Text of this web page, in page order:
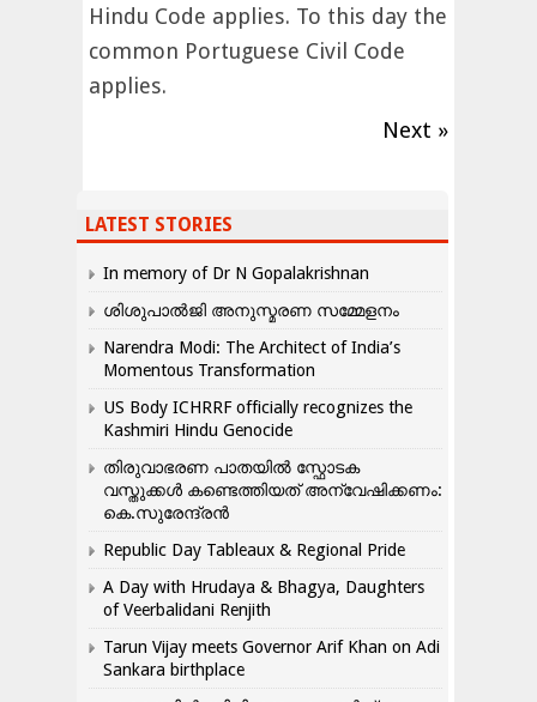
Hindu Code applies. To this day the
common Portuguese Civil Code
applies.
Next »
LATEST STORIES
In memory of Dr N Gopalakrishnan
ശിശുപാൽജി അനുസ്മരണ സമ്മേളനം
Narendra Modi: The Architect of India’s
Momentous Transformation
US Body ICHRRF officially recognizes the
Kashmiri Hindu Genocide
തിരുവാഭരണ പാതയിൽ സ്ഫോടക
വസ്തുക്കൾ കണ്ടെത്തിയത് അന്വേഷിക്കണം:
കെ.സുരേന്ദ്രൻ
Republic Day Tableaux & Regional Pride
A Day with Hrudaya & Bhagya, Daughters
of Veerbalidani Renjith
Tarun Vijay meets Governor Arif Khan on Adi
Sankara birthplace